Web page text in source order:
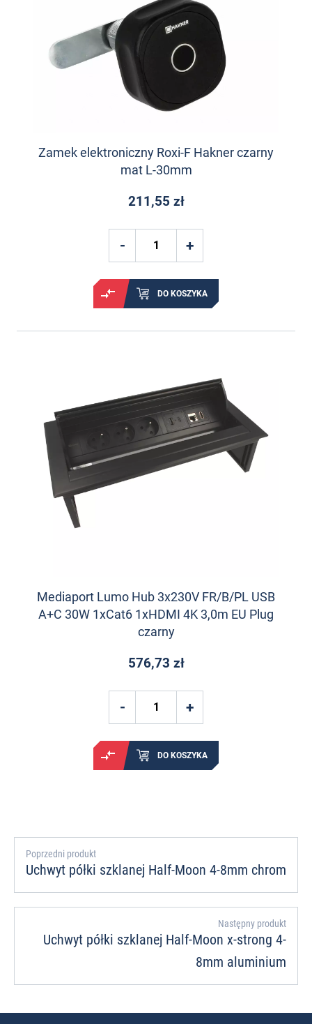
Zamek elektroniczny Roxi-F Hakner czarny
mat L-30mm
211,55 zł
DO KOSZYKA
Mediaport Lumo Hub 3x230V FR/B/PL USB
A+C 30W 1xCat6 1xHDMI 4K 3,0m EU Plug
czarny
576,73 zł
DO KOSZYKA
Poprzedni produkt
Uchwyt półki szklanej Half-Moon 4-8mm chrom
Następny produkt
Uchwyt półki szklanej Half-Moon x-strong 4-
8mm aluminium